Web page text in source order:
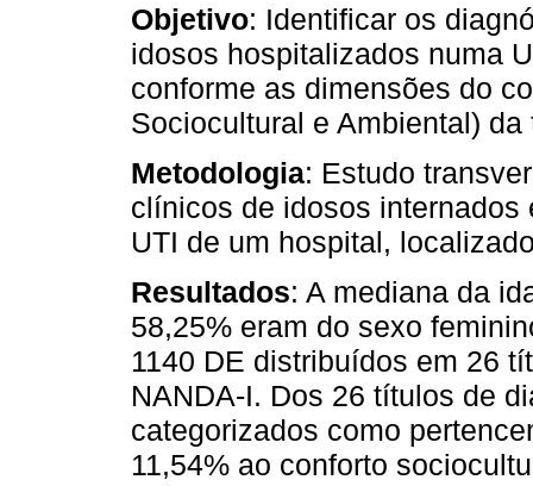
Objetivo: Identificar os
idosos hospitalizados numa
conforme as dimensões do
Sociocultural e Ambiental)
Metodologia: Estudo
clínicos de idosos internados
UTI de um hospital,
Resultados: A mediana da
58,25% eram do sexo
1140 DE distribuídos em 26
NANDA-I. Dos 26 títulos de
categorizados como
11,54% ao conforto